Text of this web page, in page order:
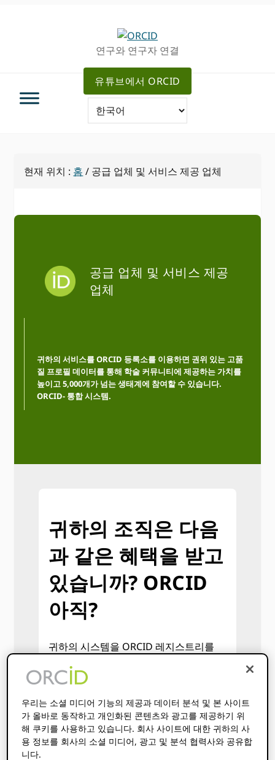
연구와 연구자 연결
유튜브에서 ORCID
현재 위치 : 홈 / 공급 업체 및 서비스 제공 업체
공급 업체 및 서비스 제공
업체
귀하의 서비스를 ORCID 등록소를 이용하면 권위 있는 고품
질 프로필 데이터를 통해 학술 커뮤니티에 제공하는 가치를
높이고 5,000개가 넘는 생태계에 참여할 수 있습니다.
ORCID- 통합 시스템.
귀하의 조직은 다음
과 같은 혜택을 받고
있습니까? ORCID
아직?
귀하의 시스템을 ORCID 레지스트리를
자동화를 통해 효율성을 개선하
고 시간을 절약하면서 플랫폼의 ROI
를 높이고 보다 포괄적인 고품질 데
이터에서 협력하는 조직을 위한 더
나은 통찰력을 생성합니다.
우리는 소셜 미디어 기능의 제공과 데이터 분석 및 본 사이트
가 올바로 동작하고 개인화된 콘텐츠와 광고를 제공하기 위
해 쿠키를 사용하고 있습니다. 회사 사이트에 대한 귀하의 사
용 정보를 회사의 소셜 미디어, 광고 및 분석 협력사와 공유합
니다.